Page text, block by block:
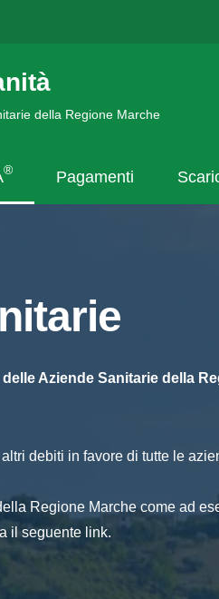
della Regione Marche
® Pagamenti
Aziende Sanitarie della
debiti in favore di tutte le
Regione Marche come ad
il seguente link.